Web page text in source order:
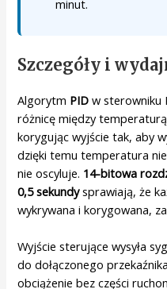
minut.
Szczegóły i
Algorytm PID w sterowniku
różnicę między
korygując wyjście tak, aby
dzięki temu temperatura
nie oscyluje. 14-bitowa
0,5 sekundysprawiają, że
wykrywana i korygowana,
Wyjście sterujące wysyła
do dołączonego
obciążenie bez części